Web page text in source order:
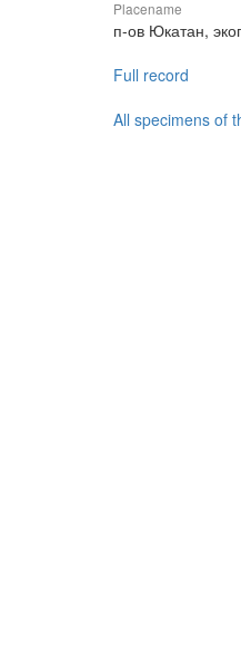
Placename
п-ов Юкатан,
Full record
All specimens of